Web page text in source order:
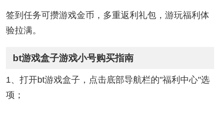
签到任务可攒游戏金币，多重返利礼包，游玩福利体
验拉满。
bt游戏盒子游戏小号购买指南
1、打开bt游戏盒子，点击底部导航栏的"福利中心"选
项；